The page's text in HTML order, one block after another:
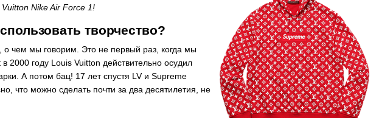
Nike Air Force 1!
творчество?
о чем мы говорим. Это не первый раз, когда мы
2000 году Louis Vuitton действительно осудил
А потом бац! 17 лет спустя LV и Supreme
что можно сделать почти за два десятилетия, не